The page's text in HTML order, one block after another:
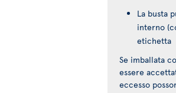
La busta
interno
etichetta
Se imballata
essere
eccesso